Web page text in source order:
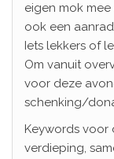
eigen mok
ook een
Iets lekkers of
Om vanuit
voor deze
schenking/
Keywords voor
verdieping,